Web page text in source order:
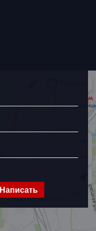
Написать